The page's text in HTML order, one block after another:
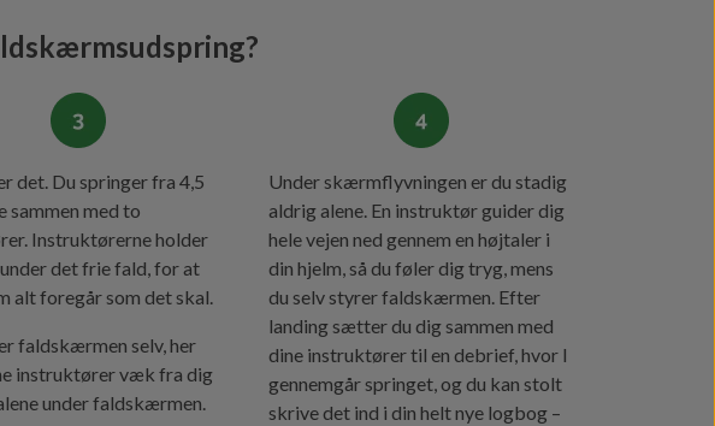
det. Du springer fra 4,5
sammen med to
Instruktørerne holder
det frie fald, for at
alt foregår som det skal.
faldskærmen selv, her
instruktører væk fra dig
under faldskærmen.
Under skærmflyvningen er du stadig
aldrig alene. En instruktør guider dig
hele vejen ned gennem en højtaler i
din hjelm, så du føler dig tryg, mens
du selv styrer faldskærmen. Efter
landing sætter du dig sammen med
dine instruktører til en debrief, hvor I
gennemgår springet, og du kan stolt
skrive det ind i din helt nye logbog –